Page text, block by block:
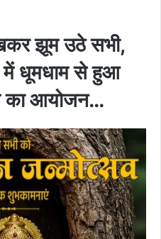
झूम उठे सभी,
में धूमधाम से हुआ
का आयोजन…